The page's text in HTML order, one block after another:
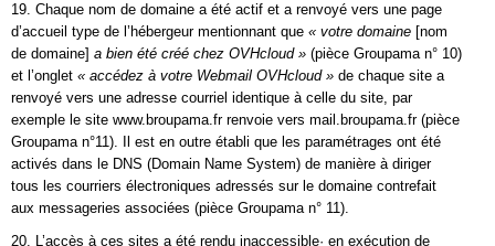
19. Chaque nom de domaine a été actif et a renvoyé vers une page
d’accueil type de l’hébergeur mentionnant que « votre domaine [nom
de domaine] a bien été créé chez OVHcloud » (pièce Groupama n° 10)
et l’onglet « accédez à votre Webmail OVHcloud » de chaque site a
renvoyé vers une adresse courriel identique à celle du site, par
exemple le site www.broupama.fr renvoie vers mail.broupama.fr (pièce
Groupama n°11). Il est en outre établi que les paramétrages ont été
activés dans le DNS (Domain Name System) de manière à diriger
tous les courriers électroniques adressés sur le domaine contrefait
aux messageries associées (pièce Groupama n° 11).
20. L’accès à ces sites a été rendu inaccessible· en exécution de